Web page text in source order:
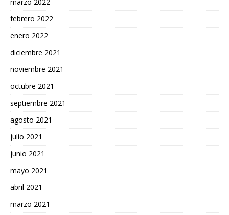
febrero 2022
enero 2022
diciembre 2021
noviembre 2021
octubre 2021
septiembre 2021
agosto 2021
julio 2021
junio 2021
mayo 2021
abril 2021
marzo 2021